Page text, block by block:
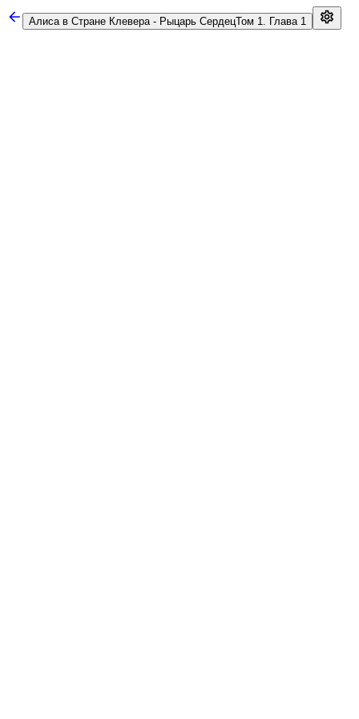
Алиса в Стране Клевера - Рыцарь СердецТом 1. Глава 1